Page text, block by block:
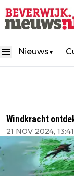
Nieuws ▼
Windkracht
21 NOV 2024, 13:41